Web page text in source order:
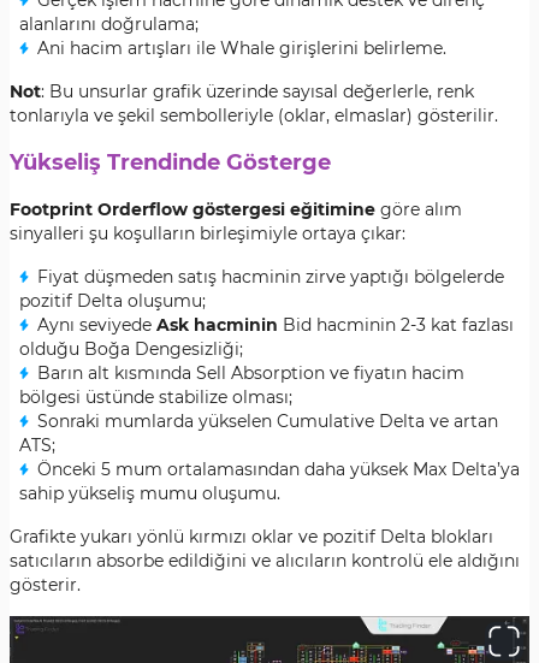
alanlarını doğrulama;
Ani hacim artışları ile Whale girişlerini belirleme.
Not: Bu unsurlar grafik üzerinde sayısal değerlerle, renk
tonlarıyla ve şekil sembolleriyle (oklar, elmaslar) gösterilir.
Yükseliş Trendinde Gösterge
Footprint Orderflow göstergesi eğitimine göre alım
sinyalleri şu koşulların birleşimiyle ortaya çıkar:
Fiyat düşmeden satış hacminin zirve yaptığı bölgelerde
pozitif Delta oluşumu;
Aynı seviyede Ask hacminin Bid hacminin 2-3 kat fazlası
olduğu Boğa Dengesizliği;
Barın alt kısmında Sell Absorption ve fiyatın hacim
bölgesi üstünde stabilize olması;
Sonraki mumlarda yükselen Cumulative Delta ve artan
ATS;
Önceki 5 mum ortalamasından daha yüksek Max Delta’ya
sahip yükseliş mumu oluşumu.
Grafikte yukarı yönlü kırmızı oklar ve pozitif Delta blokları
satıcıların absorbe edildiğini ve alıcıların kontrolü ele aldığını
gösterir.